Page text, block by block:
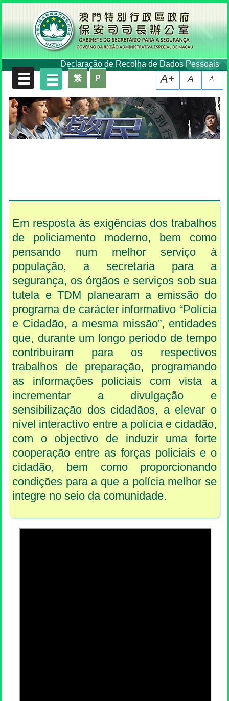
Declaração de Recolha de Dados Pessoais
A-
A
A+
繁 P
Em resposta às exigências dos trabalhos
de policiamento moderno, bem como
pensando num melhor serviço à
população, a secretaria para a
segurança, os órgãos e serviços sob sua
tutela e TDM planearam a emissão do
programa de carácter informativo “Polícia
e Cidadão, a mesma missão”, entidades
que, durante um longo período de tempo
contribuíram para os respectivos
trabalhos de preparação, programando
as informações policiais com vista a
incrementar a divulgação e
sensibilização dos cidadãos, a elevar o
nível interactivo entre a polícia e cidadão,
com o objectivo de induzir uma forte
cooperação entre as forças policiais e o
cidadão, bem como proporcionando
condições para a que a polícia melhor se
integre no seio da comunidade.